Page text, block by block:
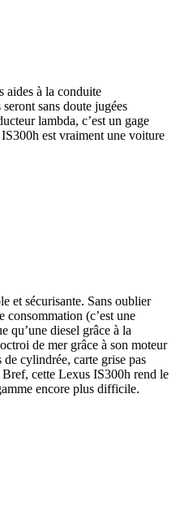
aides à la conduite
sans doute jugées
lambda, c’est un gage
est vraiment une voiture
et sécurisante. Sans oublier
consommation (c’est une
qu’une diesel grâce à la
de mer grâce à son moteur
de cylindrée, carte grise pas
cette Lexus IS300h rend le
encore plus difficile.